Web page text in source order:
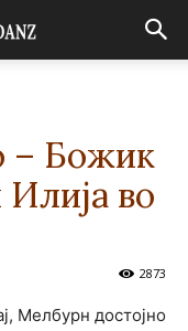
– Божик
Илија во
2873
Мелбурн достојно